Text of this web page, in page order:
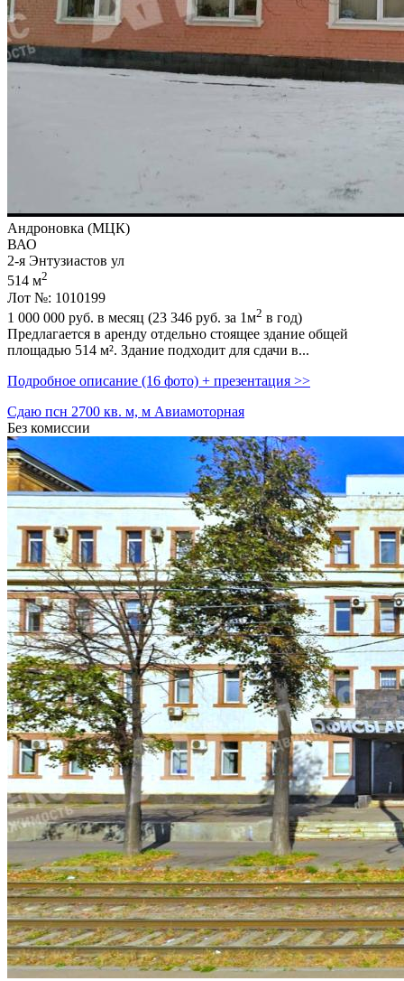
Андроновка (МЦК)
ВАО
2-я Энтузиастов ул
514 м2
Лот №: 1010199
1 000 000 руб. в месяц (23 346 руб. за 1м2 в год)
Предлагается в аренду отдельно стоящее здание общей
площадью 514 м². Здание подходит для сдачи в...
Подробное описание (16 фото) + презентация >>
Сдаю псн 2700 кв. м, м Авиамоторная
Без комиссии